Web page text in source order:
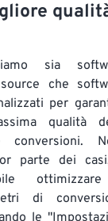
sia
che
per
qualità
conversioni.
parte dei
di
le